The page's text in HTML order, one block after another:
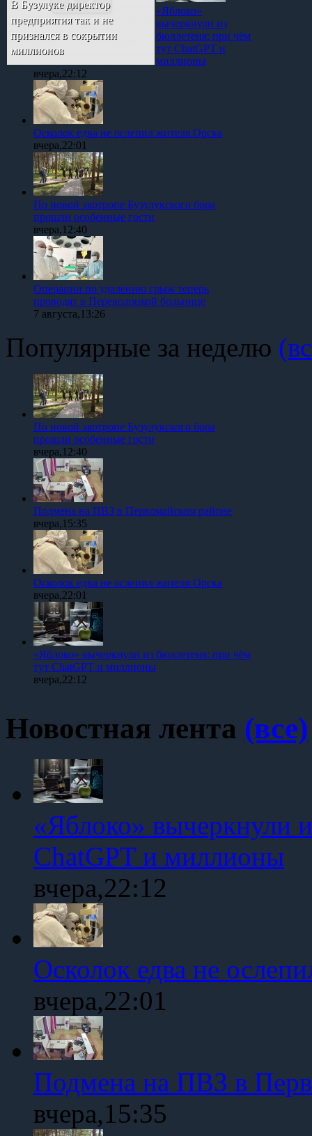
В Бузулуке директор
предприятия так и не
признался в сокрытии
миллионов
«Яблоко»
вычеркнули из
бюллетеня: при чём
тут ChatGPT и
миллионы
вчера,22:12
Осколок едва не ослепил жителя Орска
вчера,22:01
По новой экотропе Бузулукского бора
прошли особенные гости
вчера,12:40
Операции по удалению грыж теперь
проводят в Переволоцкой больнице
7 августа,13:26
Популярные за неделю
По новой экотропе Бузулукского бора
прошли особенные гости
вчера,12:40
Подмена на ПВЗ в Первомайском районе
вчера,15:35
Осколок едва не ослепил жителя Орска
вчера,22:01
«Яблоко» вычеркнули из бюллетеня: при чём
тут ChatGPT и миллионы
вчера,22:12
Новостная лента (все)
«Яблоко» вычеркнули
ChatGPT и миллионы
вчера,22:12
Осколок едва не
вчера,22:01
Подмена на ПВЗ в
вчера,15:35